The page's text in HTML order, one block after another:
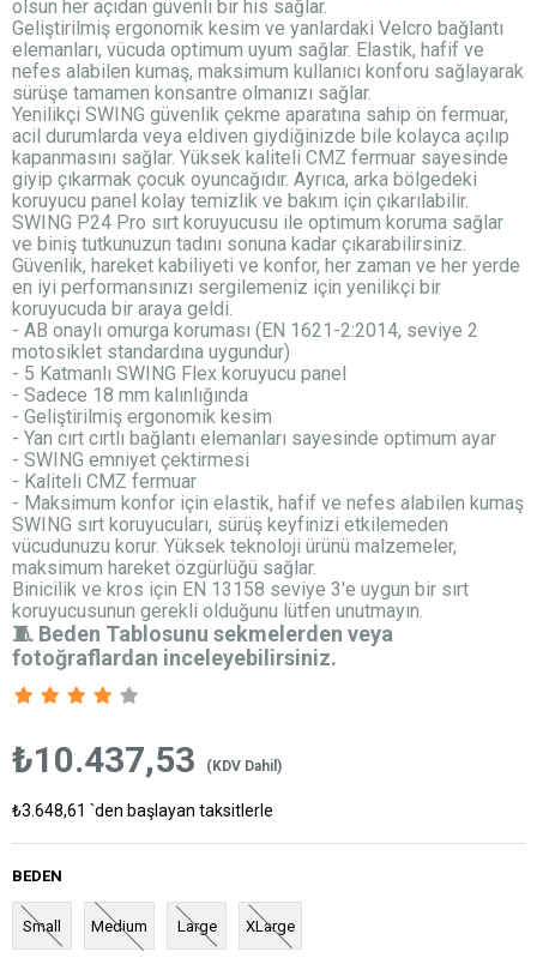
olsun her açıdan güvenli bir his sağlar.
Geliştirilmiş ergonomik kesim ve yanlardaki Velcro bağlantı
elemanları, vücuda optimum uyum sağlar. Elastik, hafif ve
nefes alabilen kumaş, maksimum kullanıcı konforu sağlayarak
sürüşe tamamen konsantre olmanızı sağlar.
Yenilikçi SWING güvenlik çekme aparatına sahip ön fermuar,
acil durumlarda veya eldiven giydiğinizde bile kolayca açılıp
kapanmasını sağlar. Yüksek kaliteli CMZ fermuar sayesinde
giyip çıkarmak çocuk oyuncağıdır. Ayrıca, arka bölgedeki
koruyucu panel kolay temizlik ve bakım için çıkarılabilir.
SWING P24 Pro sırt koruyucusu ile optimum koruma sağlar
ve biniş tutkunuzun tadını sonuna kadar çıkarabilirsiniz.
Güvenlik, hareket kabiliyeti ve konfor, her zaman ve her yerde
en iyi performansınızı sergilemeniz için yenilikçi bir
koruyucuda bir araya geldi.
- AB onaylı omurga koruması (EN 1621-2:2014, seviye 2
motosiklet standardına uygundur)
- 5 Katmanlı SWING Flex koruyucu panel
- Sadece 18 mm kalınlığında
- Geliştirilmiş ergonomik kesim
- Yan cırt cırtlı bağlantı elemanları sayesinde optimum ayar
- SWING emniyet çektirmesi
- Kaliteli CMZ fermuar
- Maksimum konfor için elastik, hafif ve nefes alabilen kumaş
SWING sırt koruyucuları, sürüş keyfinizi etkilemeden
vücudunuzu korur. Yüksek teknoloji ürünü malzemeler,
maksimum hareket özgürlüğü sağlar.
Binicilik ve kros için EN 13158 seviye 3'e uygun bir sırt
koruyucusunun gerekli olduğunu lütfen unutmayın.
🧵 Beden Tablosunu sekmelerden veya
fotoğraflardan inceleyebilirsiniz.
₺10.437,53 (KDV Dahil)
₺3.648,61 `den başlayan taksitlerle
BEDEN
Small Medium Large XLarge